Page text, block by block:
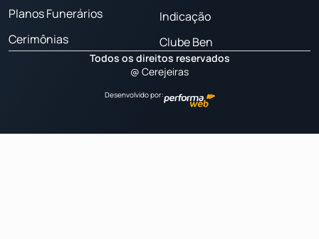
Planos Funerários
Cerimônias
Indicação
Clube Ben
Todos os direitos reservados
@ Cerejeiras
Desenvolvido por: